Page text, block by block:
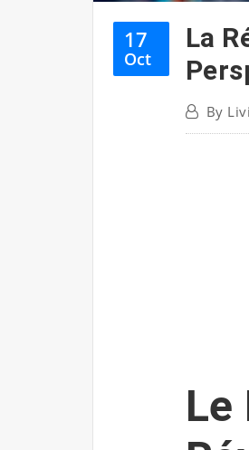
17
Oct
La
By
Le